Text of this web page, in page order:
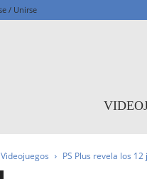
/ Unirse
Videojuegos PS Plus revela los